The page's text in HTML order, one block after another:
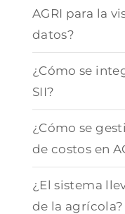
AGRI para la
datos?
¿Cómo se
SII?
¿Cómo se
de costos en
¿El sistema
de la agrícola?